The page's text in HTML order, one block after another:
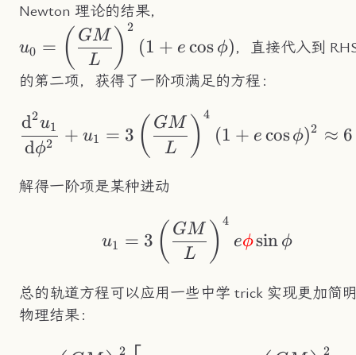
Newton 理论的结果，
u0 = ( L
GM )
2
(1 + e cos ϕ)，直接代入到
的第二项，获得了一阶项满足的方程：
dϕ2
d2u1 + u1 = 3 ( L
GM )
4
(1 + e cos ϕ)2 ≈ 6
解得一阶项是某种进动
u_1 =
u1 = 3 ( L
GM )
4
eϕsin ϕ
总的轨道方程可以应用一些中学 trick 实现更加简
物理结果：
2 2